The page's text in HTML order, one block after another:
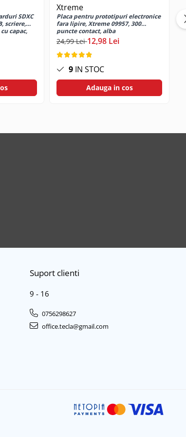
SDXC
scriere,
capac,
Xtreme
Placa pentru prototipuri electronice
fara lipire, Xtreme 09957, 300
puncte contact, alba
24,99 Lei12,98 Lei
9 IN STOC
Adauga in cos
Suport clienti
9 - 16
0756298627
office.tecla@gmail.com